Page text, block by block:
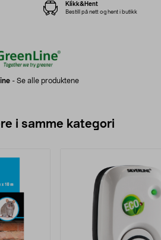
- Se alle produktene
Klikk&Hent
Bestill på nett og hent i butikk
i samme kategori